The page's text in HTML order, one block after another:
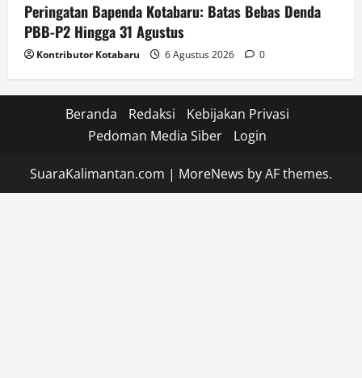
Peringatan Bapenda Kotabaru: Batas Bebas Denda
PBB-P2 Hingga 31 Agustus
Kontributor Kotabaru 6 Agustus 2026 0
Beranda Redaksi
Kebijakan Privasi
Pedoman Media Siber
Login
SuaraKalimantan.com | MoreNews by AF themes.